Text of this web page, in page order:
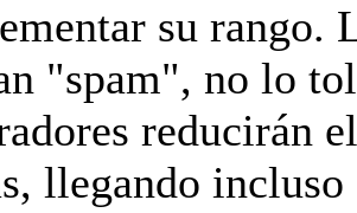
su rango.
"spam", no lo
reducirán
llegando